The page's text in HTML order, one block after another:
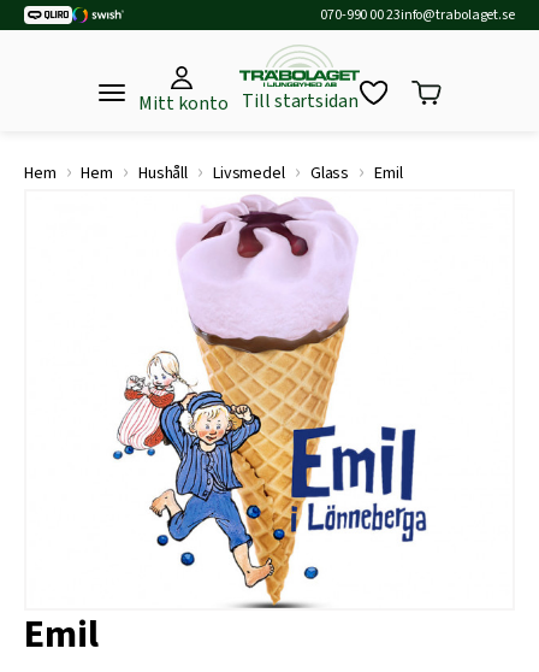
070-990 00 23info@trabolaget.se
Mitt konto Till startsidan
Hem › Hem › Hushåll › Livsmedel › Glass › Emil
Emil